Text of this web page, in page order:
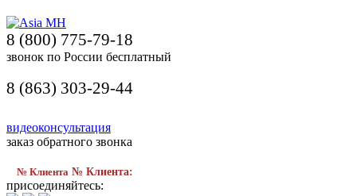
8 (800) 775-79-18
звонок по России бесплатный
8 (863) 303-29-44
видеоконсультация
заказ обратного звонка
№ Клиента № Клиента:
присоединяйтесь: